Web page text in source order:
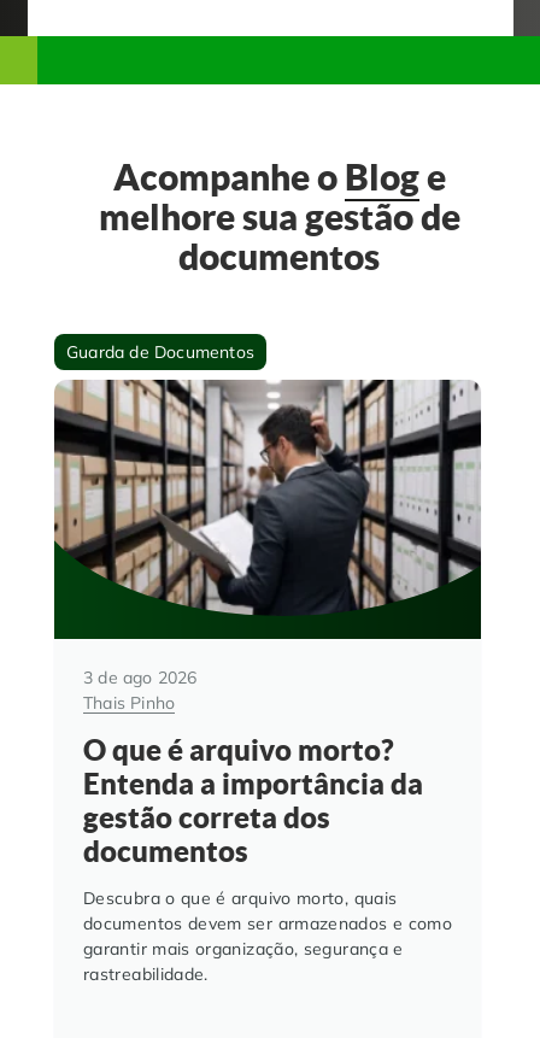
Acompanhe o Bloge
melhore sua gestão de
documentos
Guarda de Documentos
3 de ago 2026
Thais Pinho
O que é arquivo morto?
Entenda a importância da
gestão correta dos
documentos
Descubra o que é arquivo morto, quais
documentos devem ser armazenados e como
garantir mais organização, segurança e
rastreabilidade.